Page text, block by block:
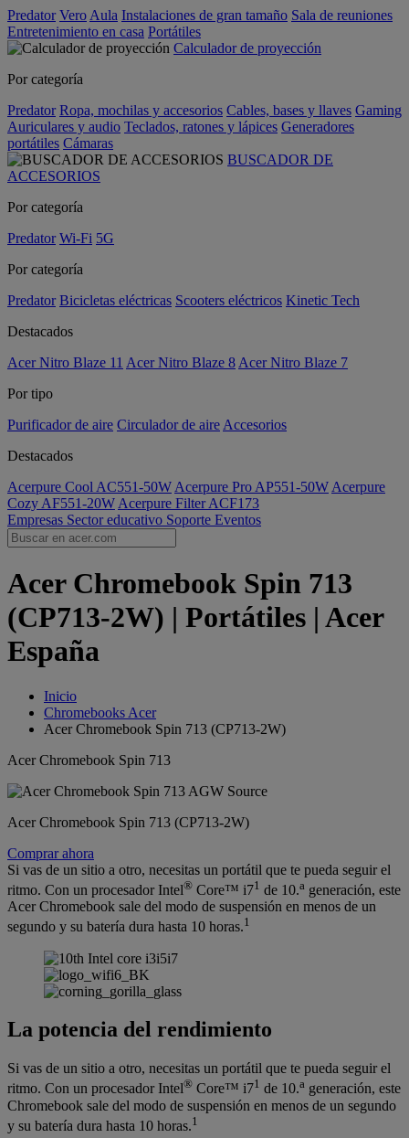
Predator Vero Aula Instalaciones de gran tamaño Sala de reuniones
Entretenimiento en casa Portátiles
Calculador de proyección
Por categoría
Predator Ropa, mochilas y accesorios Cables, bases y llaves Gaming
Auriculares y audio Teclados, ratones y lápices Generadores
portátiles Cámaras
BUSCADOR DE
ACCESORIOS
Por categoría
Predator Wi-Fi 5G
Por categoría
Predator Bicicletas eléctricas Scooters eléctricos Kinetic Tech
Destacados
Acer Nitro Blaze 11 Acer Nitro Blaze 8 Acer Nitro Blaze 7
Por tipo
Purificador de aire Circulador de aire Accesorios
Destacados
Acerpure Cool AC551-50W Acerpure Pro AP551-50W Acerpure
Cozy AF551-20W Acerpure Filter ACF173
Empresas Sector educativo Soporte Eventos
Acer Chromebook Spin 713
(CP713-2W) | Portátiles | Acer
España
Inicio
Chromebooks Acer
Acer Chromebook Spin 713 (CP713-2W)
Acer Chromebook Spin 713
Acer Chromebook Spin 713 (CP713-2W)
Comprar ahora
Si vas de un sitio a otro, necesitas un portátil que te pueda seguir el
ritmo. Con un procesador Intel® Core™ i71 de 10.a generación, este
Acer Chromebook sale del modo de suspensión en menos de un
segundo y su batería dura hasta 10 horas.1
La potencia del rendimiento
Si vas de un sitio a otro, necesitas un portátil que te pueda seguir el
ritmo. Con un procesador Intel® Core™ i71 de 10.a generación, este
Chromebook sale del modo de suspensión en menos de un segundo
y su batería dura hasta 10 horas.1